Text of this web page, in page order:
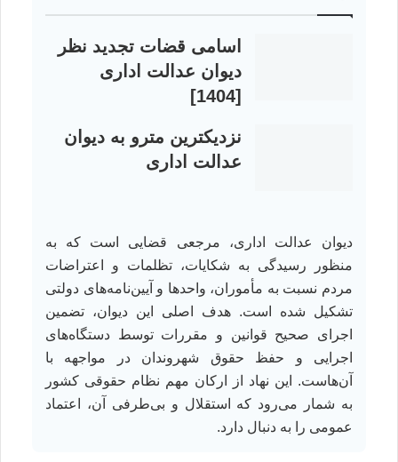
اسامی قضات تجدید نظر
دیوان عدالت اداری
[1404]
نزدیکترین مترو به دیوان
عدالت اداری
دیوان عدالت اداری، مرجعی قضایی است که به
منظور رسیدگی به شکایات، تظلمات و اعتراضات
مردم نسبت به مأموران، واحدها و آیین‌نامه‌های دولتی
تشکیل شده است. هدف اصلی این دیوان، تضمین
اجرای صحیح قوانین و مقررات توسط دستگاه‌های
اجرایی و حفظ حقوق شهروندان در مواجهه با
آن‌هاست. این نهاد از ارکان مهم نظام حقوقی کشور
به شمار می‌رود که استقلال و بی‌طرفی آن، اعتماد
عمومی را به دنبال دارد.